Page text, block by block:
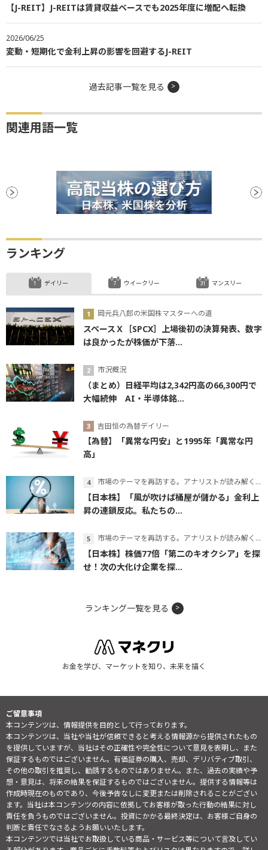
【J-REIT】J-REITは賃貸収益ベースでも2025年度に増配へ転換
2026/06/25
変動・短期化で金利上昇の影響を回避するJ-REIT
過去記事一覧を見る
関連用語一覧
ランキング
デイリー
岡元兵八郎の米国株マスターへの道
スペースＸ［SPCX］上場後初の決算発表、数字
は良かったが株価が下落...
市況概況
（まとめ）日経平均は2,342円高の66,300円で
大幅続伸 AI・半導体銘...
吉田恒の為替デイリー
【為替】「異常な円安」と1995年「異常な円
高」
市場のテーマを再訪する。アナリストが読み解くテーマの本質
【日本株】「風が吹けば桶屋が儲かる」金利上
昇の連鎖反応。私たちの...
市場のテーマを再訪する。アナリストが読み解くテーマの本質
【日本株】株価77倍「第二のキオクシア」を探
せ！次の大化け企業を探...
ウイークリー マンスリー
ランキング一覧を見る
お金を学び、マーケットを知り、未来を描く
ご留意事項
本コンテンツは、情報提供を目的として行っております。
本コンテンツは、当社や当社が信頼できると考える情報源から提供されたもの
を提供していますが、当社はその正確性や完全性について意見を表明し、また
保証するものではございません。有価証券の購入、売却、デリバティブ取引、
その他の取引を推奨し、勧誘するものではありません。また、過去の実績や予
想・意見は、将来の結果を保証するものではございません。提供する情報等は
作成時現在のものであり、今後予告なしに変更または削除されることがござい
ます。当社は本コンテンツの内容に依拠してお客様が取った行動の結果に対し
責任を負うものではございません。投資にかかる最終決定は、お客様ご自身の
判断と責任でなさるようお願いいたします。
本コンテンツでは当社でお取扱している商品・サービス等について言及してい